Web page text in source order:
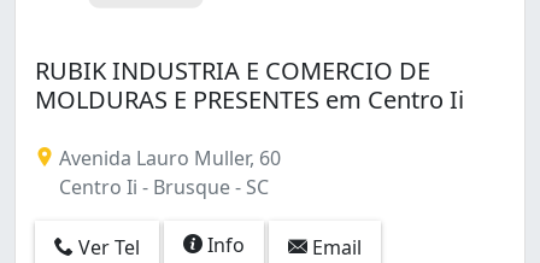
RUBIK INDUSTRIA E COMERCIO DE
MOLDURAS E PRESENTES em Centro Ii
Avenida Lauro Muller, 60
Centro Ii - Brusque - SC
Ver Tel Info Email